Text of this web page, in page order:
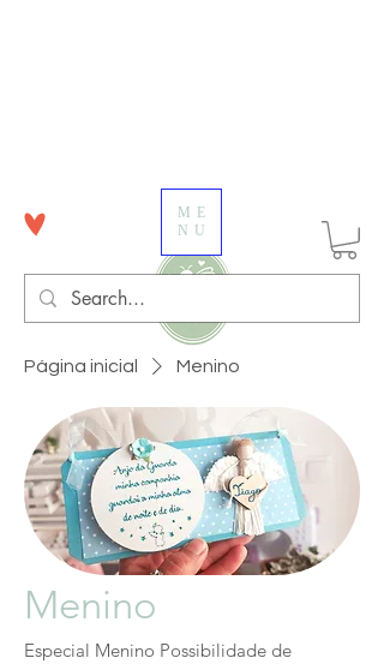
ME
NU
Página inicial Menino
Menino
Especial Menino Possibilidade de